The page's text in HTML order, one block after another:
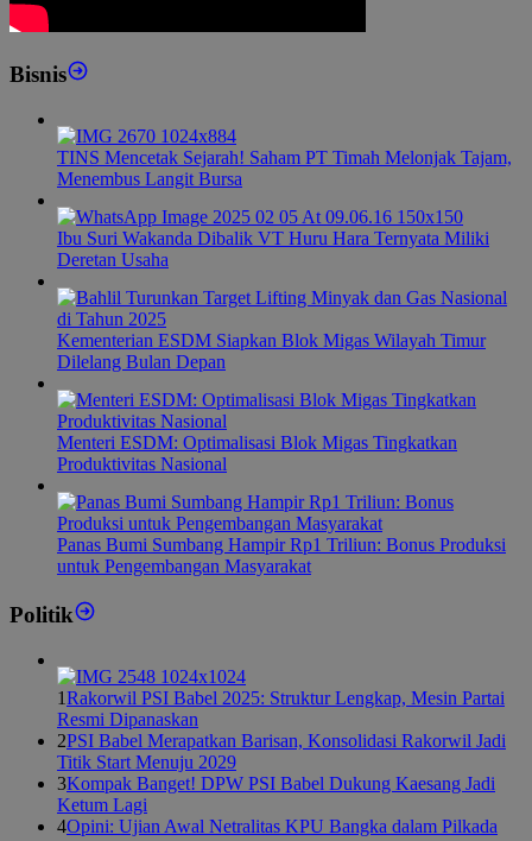
Bisnis
TINS Mencetak Sejarah! Saham PT Timah Melonjak Tajam,
Menembus Langit Bursa
Ibu Suri Wakanda Dibalik VT Huru Hara Ternyata Miliki
Deretan Usaha
Kementerian ESDM Siapkan Blok Migas Wilayah Timur
Dilelang Bulan Depan
Menteri ESDM: Optimalisasi Blok Migas Tingkatkan
Produktivitas Nasional
Panas Bumi Sumbang Hampir Rp1 Triliun: Bonus Produksi
untuk Pengembangan Masyarakat
Politik
1Rakorwil PSI Babel 2025: Struktur Lengkap, Mesin Partai
Resmi Dipanaskan
2PSI Babel Merapatkan Barisan, Konsolidasi Rakorwil Jadi
Titik Start Menuju 2029
3Kompak Banget! DPW PSI Babel Dukung Kaesang Jadi
Ketum Lagi
4Opini: Ujian Awal Netralitas KPU Bangka dalam Pilkada